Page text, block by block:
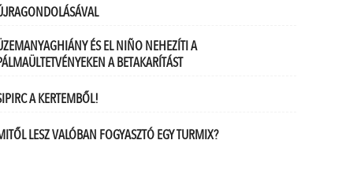
ÉS EL NIÑO NEHEZÍTI A
A BETAKARÍTÁST
A KERTEMBŐL!
LESZ VALÓBAN FOGYASZTÓ EGY TURMIX?